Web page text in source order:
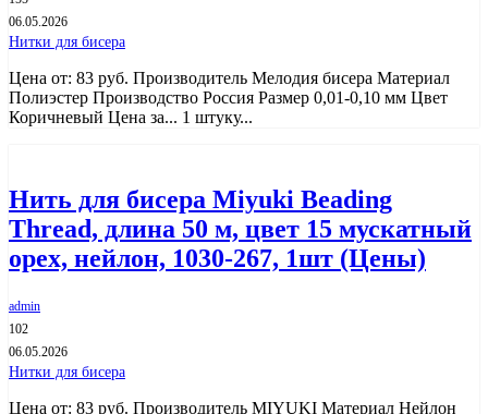
06.05.2026
Нитки для бисера
Цена от: 83 руб. Производитель Мелодия бисера Материал
Полиэстер Производство Россия Размер 0,01-0,10 мм Цвет
Коричневый Цена за... 1 штуку...
Нить для бисера Miyuki Beading
Thread, длина 50 м, цвет 15 мускатный
орех, нейлон, 1030-267, 1шт (Цены)
admin
102
06.05.2026
Нитки для бисера
Цена от: 83 руб. Производитель MIYUKI Материал Нейлон